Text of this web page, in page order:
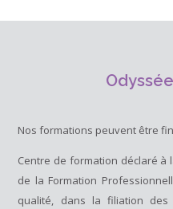
Nos formations peuvent être
Centre de formation déclaré à
de la Formation
qualité, dans la filiation